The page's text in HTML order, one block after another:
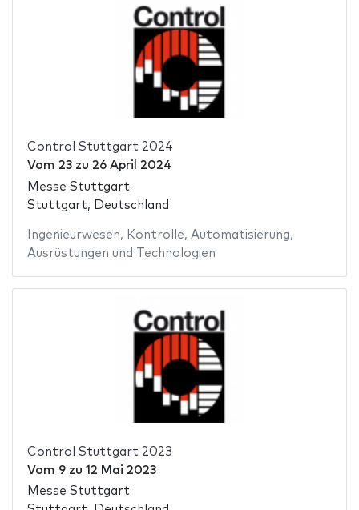
Control Stuttgart 2024
Vom 23zu 26 April 2024
Messe Stuttgart
Stuttgart, Deutschland
Ingenieurwesen, Kontrolle, Automatisierung,
Ausrüstungen und Technologien
Control Stuttgart 2023
Vom 9zu 12 Mai 2023
Messe Stuttgart